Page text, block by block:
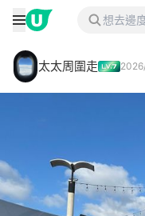
太太周圍走